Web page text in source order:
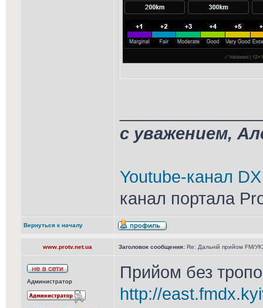
с уважением,
Youtube-канал
канал портала
Вернуться к началу
www.protv.net.ua Заголовок сообщения: Re: Дальній прийом FM/
Администратор
Прийом без
http://